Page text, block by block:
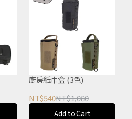
廚房紙巾盒 (3色)
NT$540NT$1,080
Add to Cart